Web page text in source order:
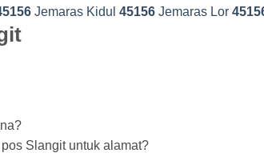
Jemaras Kidul 45156 Jemaras Lor
Slangit untuk alamat?